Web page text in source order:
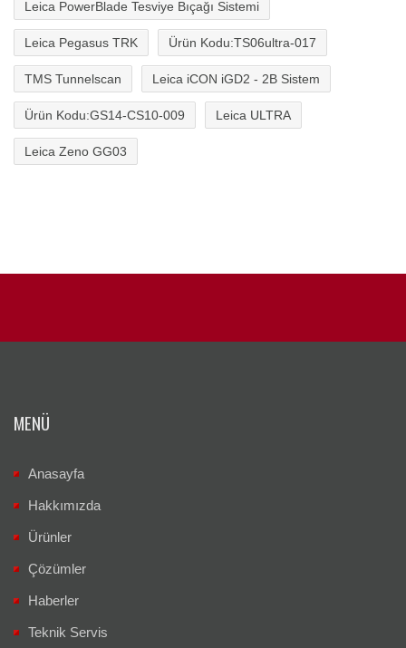
Leica PowerBlade Tesviye Bıçağı Sistemi
Leica Pegasus TRK Ürün Kodu:TS06ultra-017
TMS Tunnelscan Leica iCON iGD2 - 2B Sistem
Ürün Kodu:GS14-CS10-009 Leica ULTRA
Leica Zeno GG03
MENÜ
Anasayfa
Hakkımızda
Ürünler
Çözümler
Haberler
Teknik Servis